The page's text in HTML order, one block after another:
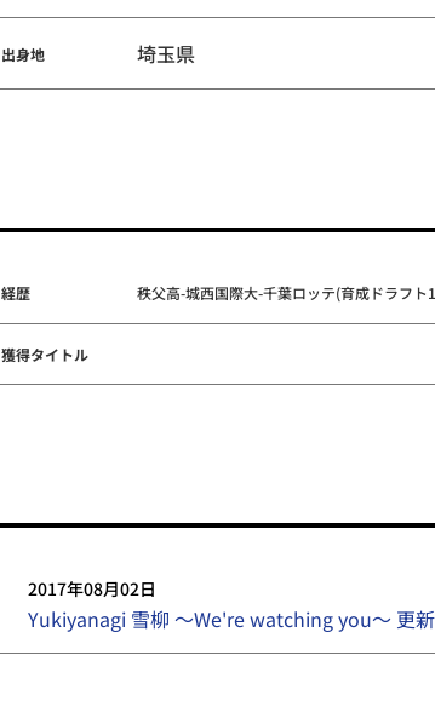
出身地 埼玉県
経歴 秩父高-城西国際大-千葉ロッテ(育成ドラフト
獲得タイトル
2017年08月02日
Yukiyanagi 雪柳 ～We're watching you～ 更新